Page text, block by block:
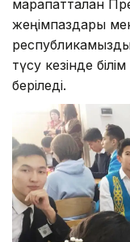
марапатталған
жеңімпаздары
түсу кезінде
беріледі.